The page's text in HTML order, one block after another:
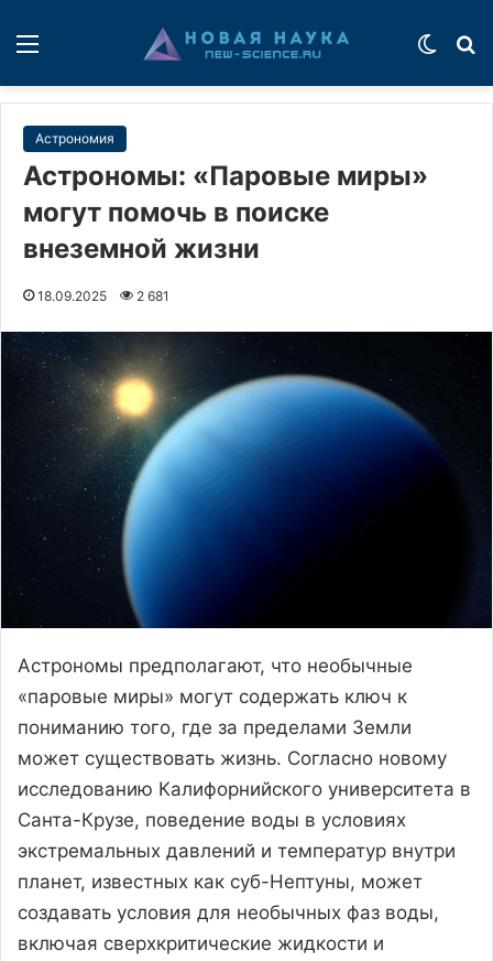
Астрономия
Астрономы: «Паровые миры»
могут помочь в поиске
внеземной жизни
18.09.2025 2 681
Астрономы предполагают, что необычные
«паровые миры» могут содержать ключ к
пониманию того, где за пределами Земли
может существовать жизнь. Согласно новому
исследованию Калифорнийского университета в
Санта-Крузе, поведение воды в условиях
экстремальных давлений и температур внутри
планет, известных как суб-Нептуны, может
создавать условия для необычных фаз воды,
включая сверхкритические жидкости и